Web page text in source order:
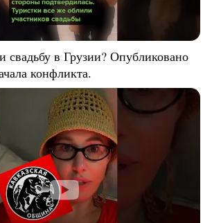
свадьбу в Грузии? Опубликовано
конфликта.